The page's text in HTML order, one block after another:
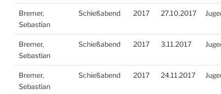
Bremer,
Sebastian
Schießabend 2017 27.10.2017
Bremer,
Sebastian
Schießabend 2017 3.11.2017
Bremer,
Sebastian
Schießabend 2017 24.11.2017